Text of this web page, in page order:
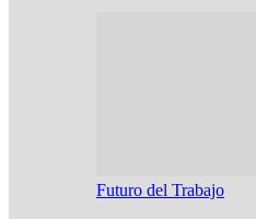
Futuro del Trabajo